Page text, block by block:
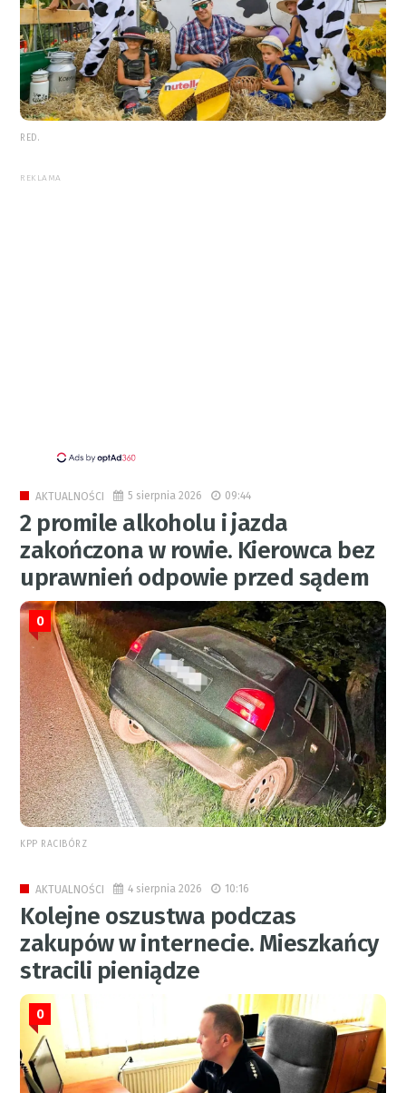
RED.
REKLAMA
AKTUALNOŚCI 5 sierpnia 2026 09:44
2 promile alkoholu i jazda
zakończona w rowie. Kierowca bez
uprawnień odpowie przed sądem
0
KPP RACIBÓRZ
AKTUALNOŚCI 4 sierpnia 2026 10:16
Kolejne oszustwa podczas
zakupów w internecie. Mieszkańcy
stracili pieniądze
0